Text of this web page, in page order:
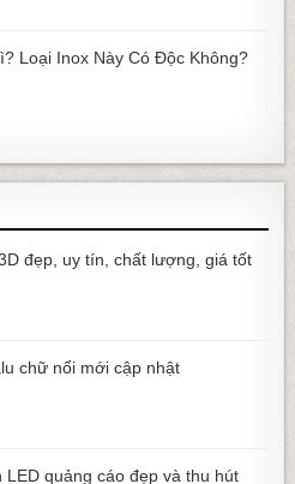
Loại Inox Này Có Độc Không?
đẹp, uy tín, chất lượng, giá tốt
chữ nổi mới cập nhật
LED quảng cáo đẹp và thu hút